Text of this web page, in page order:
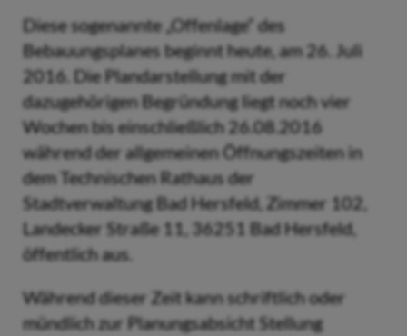
Diese sogenannte „Offenlage“ des
Bebauungsplanes beginnt heute, am 26. Juli
2016. Die Plandarstellung mit der
dazugehörigen Begründung liegt noch vier
Wochen bis einschließlich 26.08.2016
während der allgemeinen Öffnungszeiten in
dem Technischen Rathaus der
Stadtverwaltung Bad Hersfeld, Zimmer 102,
Landecker Straße 11, 36251 Bad Hersfeld,
öffentlich aus.
Während dieser Zeit kann schriftlich oder
mündlich zur Planungsabsicht Stellung